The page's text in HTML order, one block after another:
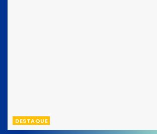
DESTAQUE